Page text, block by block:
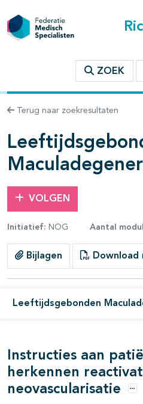
ZOEK
Terug naar zoekresultaten
VOLGEN
Initiatief: NOG Aantal
Bijlagen Download
Leeftijdsgebonden
openklappen
open- en dichtklappen
Instructies aan
herkennen
neovascularisatie